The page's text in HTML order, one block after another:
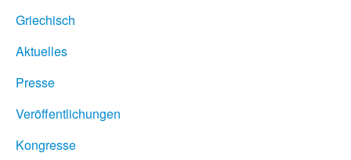
Griechisch
Aktuelles
Presse
Veröffentlichungen
Kongresse